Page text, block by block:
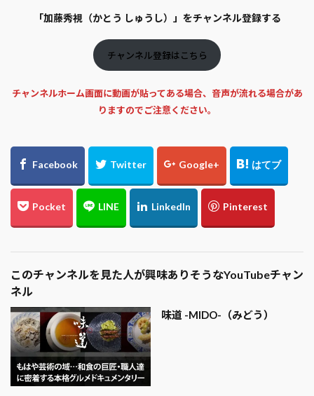
「加藤秀視（かとう しゅうし）」をチャンネル登録する
チャンネル登録はこちら
チャンネルホーム画面に動画が貼ってある場合、音声が流れる場合があ
りますのでご注意ください。
このチャンネルを見た人が興味ありそうなYouTubeチャン
ネル
味道 -MIDO-（みどう）